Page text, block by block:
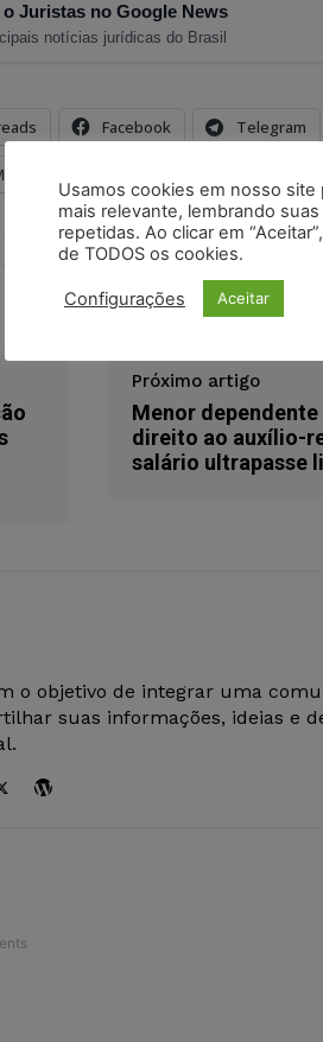
Juristas no Google News
notícias jurídicas do Brasil
Facebook Telegram
educação enfermagem
Próximo artigo
Menor
direito ao auxílio-
salário ultrapasse
o objetivo de integrar uma
suas informações, ideias e
Usamos cookies em nosso
mais relevante, lembrando
repetidas. Ao clicar em
de TODOS os cookies.
Configurações Aceitar